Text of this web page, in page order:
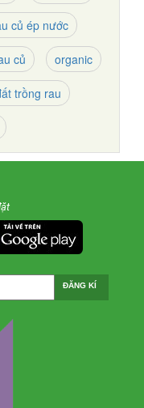
củ ép nước
củ organic
trồng rau
ĐĂNG KÍ